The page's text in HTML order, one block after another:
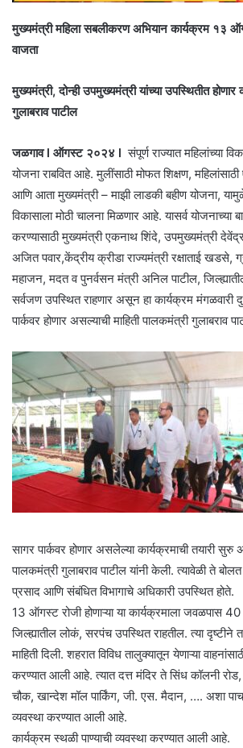
मुख्यमंत्री महिला सबलीकरण अभियान कार्यक्रम १३
वाजता
मुख्यमंत्री, दोन्ही उपमुख्यमंत्री यांच्या उपस्थितीत
गुलाबराव पाटील
जळगाव l ऑगस्ट २०२४ l संपूर्ण राज्यात महिलांच्या
योजना राबवित आहे. मुलींसाठी मोफत शिक्षण,
आणि आता मुख्यमंत्री – माझी लाडकी बहीण योजना,
विकासाला मोठी चालना मिळणार आहे. यासर्व योजनाच्या
करण्यासाठी मुख्यमंत्री एकनाथ शिंदे, उपमुख्यमंत्री
अजित पवार,केंद्रीय क्रीडा राज्यमंत्री रक्षाताई खडसे,
महाजन, मदत व पुनर्वसन मंत्री अनिल पाटील,
सर्वजण उपस्थित राहणार असून हा कार्यक्रम मंगळवारी
पार्कवर होणार असल्याची माहिती पालकमंत्री गुलाबराव
सागर पार्कवर होणार असलेल्या कार्यक्रमाची तयारी सुरु
पालकमंत्री गुलाबराव पाटील यांनी केली. त्यावेळी ते
प्रसाद आणि संबंधित विभागाचे अधिकारी उपस्थित होते.
13 ऑगस्ट रोजी होणाऱ्या या कार्यक्रमाला जवळपास
जिल्ह्यातील लोकं, सरपंच उपस्थित राहतील. त्या दृष्टीने
माहिती दिली. शहरात विविध तालुक्यातून येणाऱ्या
करण्यात आली आहे. त्यात दत्त मंदिर ते सिंध कॉलनी रोड,
चौक, खान्देश मॉल पार्किंग, जी. एस. मैदान, …. अशा पाच
व्यवस्था करण्यात आली आहे.
कार्यक्रम स्थळी पाण्याची व्यवस्था करण्यात आली आहे.